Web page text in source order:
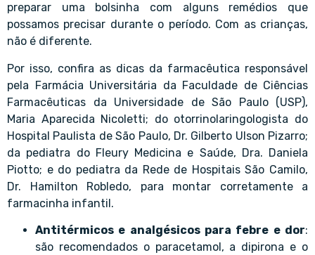
preparar uma bolsinha com alguns remédios que
possamos precisar durante o período. Com as crianças,
não é diferente.
Por isso, confira as dicas da farmacêutica responsável
pela Farmácia Universitária da Faculdade de Ciências
Farmacêuticas da Universidade de São Paulo (USP),
Maria Aparecida Nicoletti; do otorrinolaringologista do
Hospital Paulista de São Paulo, Dr. Gilberto Ulson Pizarro;
da pediatra do Fleury Medicina e Saúde, Dra. Daniela
Piotto; e do pediatra da Rede de Hospitais São Camilo,
Dr. Hamilton Robledo, para montar corretamente a
farmacinha infantil.
Antitérmicos e analgésicos para febre e dor:
são recomendados o paracetamol, a dipirona e o